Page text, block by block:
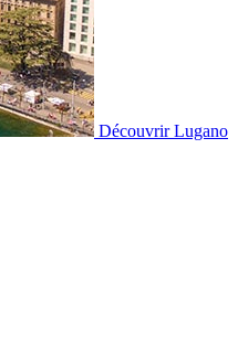
Découvrir Lugano